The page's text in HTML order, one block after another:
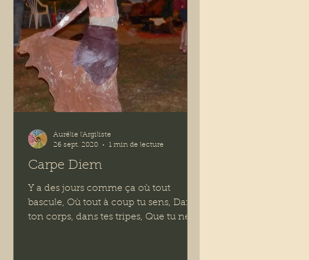
Carpe Diem
Y a des jours comme ça où tout
bascule, Où tout à coup tu sens, Dans
ton corps, dans tes tripes, Que tu ne
Aurélie l'Argiliste
26 sept. 2020
1 min de lecture